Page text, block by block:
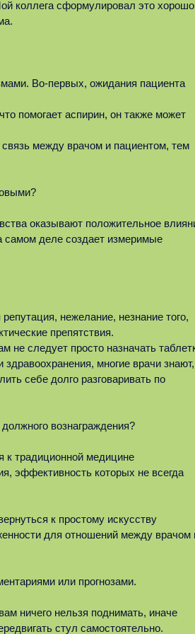
коллега сформулировал это
Во-первых, ожидания пациента
помогает аспирин, он также может
между врачом и пациентом, тем
оказывают положительное
деле создает измеримые
нежелание, незнание того,
препятствия.
не следует просто назначать
многие врачи знают,
себе долго разговаривать по
вознаграждения?
к традиционной медицине
эффективность которых не всегда
к простому искусству
для отношений между врачом
или прогнозами.
ничего нельзя поднимать, иначе
стул самостоятельно.